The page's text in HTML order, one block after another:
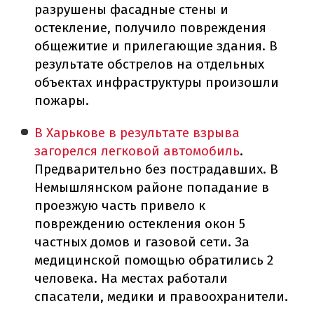
разрушены фасадные стены и
остекление, получило повреждения
общежитие и прилегающие здания. В
результате обстрелов на отдельных
объектах инфраструктуры произошли
пожары.
В Харькове в результате взрыва
загорелся легковой автомобиль.
Предварительно без пострадавших. В
Немышлянском районе попадание в
проезжую часть привело к
повреждению остекления окон 5
частных домов и газовой сети. За
медицинской помощью обратились 2
человека. На местах работали
спасатели, медики и правоохранители.